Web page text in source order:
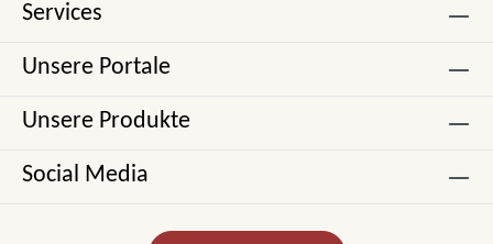
Services
Unsere Portale
Unsere Produkte
Social Media